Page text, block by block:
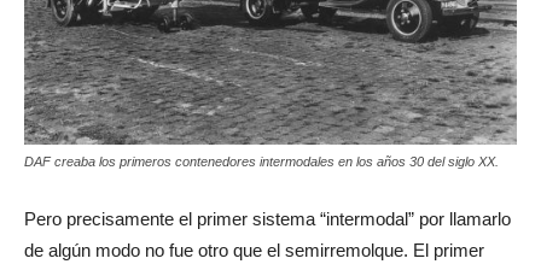
DAF creaba los primeros contenedores intermodales en los años 30 del siglo XX.
Pero precisamente el primer sistema “intermodal” por llamarlo
de algún modo no fue otro que el semirremolque. El primer